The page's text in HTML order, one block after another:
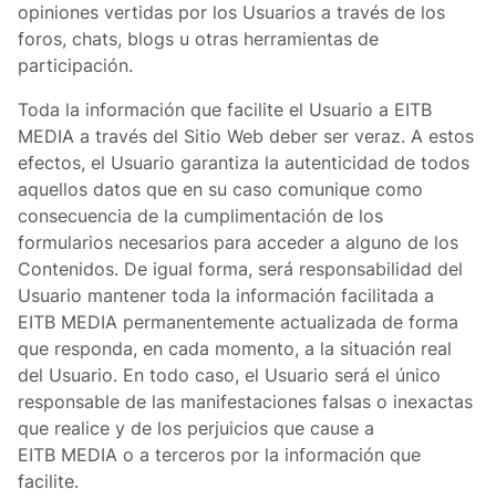
opiniones vertidas por los Usuarios a través de los
foros, chats, blogs u otras herramientas de
participación.
Toda la información que facilite el Usuario a EITB
MEDIA a través del Sitio Web deber ser veraz. A estos
efectos, el Usuario garantiza la autenticidad de todos
aquellos datos que en su caso comunique como
consecuencia de la cumplimentación de los
formularios necesarios para acceder a alguno de los
Contenidos. De igual forma, será responsabilidad del
Usuario mantener toda la información facilitada a
EITB MEDIA permanentemente actualizada de forma
que responda, en cada momento, a la situación real
del Usuario. En todo caso, el Usuario será el único
responsable de las manifestaciones falsas o inexactas
que realice y de los perjuicios que cause a
EITB MEDIA o a terceros por la información que
facilite.